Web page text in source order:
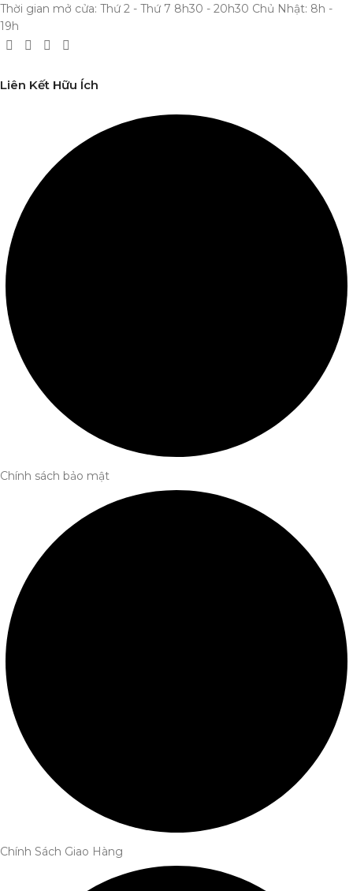
Thời gian mở cửa: Thứ 2 - Thứ 7 8h30 - 20h30 Chủ Nhật: 8h -
19h
Liên Kết Hữu Ích
Chính sách bảo mật
Chính Sách Giao Hàng